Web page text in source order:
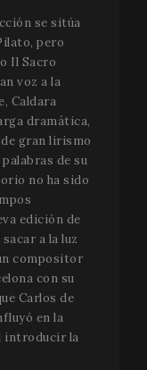
se sitúa
pero
Il Sacro
voz a la
Caldara
dramática,
gran lirismo
de su
no ha sido
edición de
a la luz
compositor
con su
Carlos de
en la
introducir la